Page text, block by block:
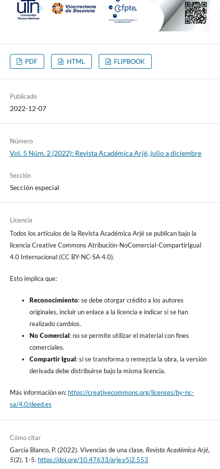
PDF HTML FLIPBOOK
Publicado
2022-12-07
Número
Vol. 5 Núm. 2 (2022): Revista Académica Arjé, julio a diciembre
Sección
Sección especial
Licencia
Todos los artículos de la Revista Académica Arjé se publican bajo la
licencia Creative Commons Atribución-NoComercial-CompartirIgual
4.0 Internacional (CC BY-NC-SA 4.0).
Esto implica que:
Reconocimiento: se debe otorgar crédito a los autores
originales, incluir un enlace a la licencia e indicar si se han
realizado cambios.
No Comercial: no se permite utilizar el material con fines
comerciales.
Compartir Igual: si se transforma o remezcla la obra, la versión
derivada debe distribuirse bajo la misma licencia.
Más información en: https://creativecommons.org/licenses/by-nc-
sa/4.0/deed.es
Cómo citar
García Blanco, P. (2022). Vivencias de una clase. Revista Académica Arjé,
5(2), 1-5. https://doi.org/10.47633/arje.v5i2.553